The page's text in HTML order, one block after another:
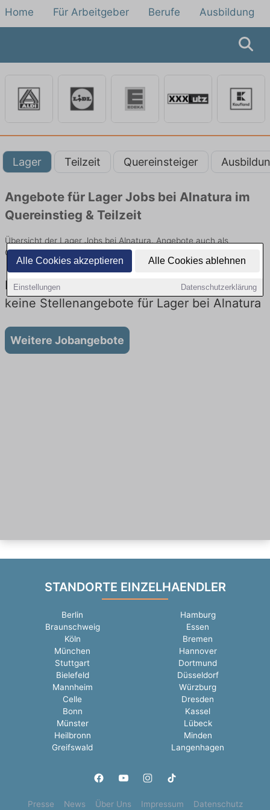
Alle Cookies akzeptieren Alle Cookies ablehnen
Einstellungen Datenschutzerklärung
Home Für Arbeitgeber Berufe Ausbildung
Lager Teilzeit Quereinsteiger
Angebote für Lager Jobs bei Alnatura im
Quereinstieg & Teilzeit
Übersicht der Lager Jobs bei Alnatura. Angebote auch als
Quereinsteiger oder in Teilzeit. Jetzt online bewerben.
Lager Jobs bei Alnatura : Aktuell gibt es
keine Stellenangebote für Lager bei Alnatura
Weitere Jobangebote
STANDORTE EINZELHAENDLER
Berlin
Hamburg
Braunschweig
Essen
Köln
Bremen
München
Hannover
Stuttgart
Dortmund
Bielefeld
Düsseldorf
Mannheim
Würzburg
Celle
Dresden
Bonn
Kassel
Münster
Lübeck
Heilbronn
Minden
Greifswald
Langenhagen
Presse News Über Uns Impressum Datenschutz